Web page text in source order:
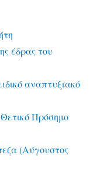
έδρας του
αναπτυξιακό
Πρόσημο
(Αύγουστος